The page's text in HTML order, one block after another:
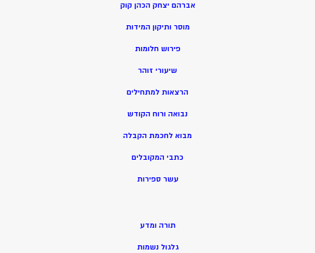
אברהם יצחק הכהן קוק
מוסר ותיקון המידות
פירוש חלומות
שיעורי זוהר
הרצאות למתחילים
נבואה ורוח הקודש
מבוא לחכמת הקבלה
כתבי המקובלים
עשר ספירות
תורה ומדע
גלגול נשמות